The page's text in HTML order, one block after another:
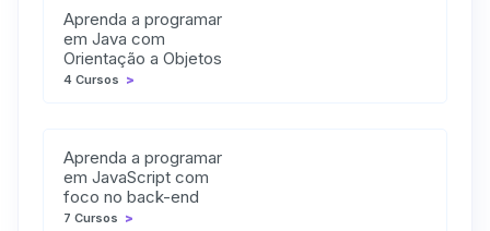
Aprenda a programar
em Java com
Orientação a Objetos
4 Cursos >
Aprenda a programar
em JavaScript com
foco no back-end
7 Cursos >